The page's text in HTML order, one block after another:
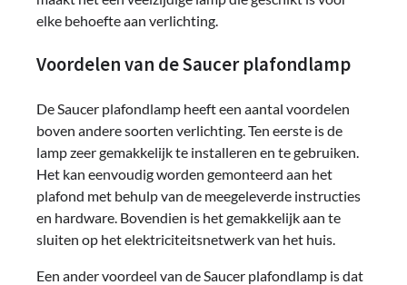
elke behoefte aan verlichting.
Voordelen van de Saucer plafondlamp
De Saucer plafondlamp heeft een aantal voordelen
boven andere soorten verlichting. Ten eerste is de
lamp zeer gemakkelijk te installeren en te gebruiken.
Het kan eenvoudig worden gemonteerd aan het
plafond met behulp van de meegeleverde instructies
en hardware. Bovendien is het gemakkelijk aan te
sluiten op het elektriciteitsnetwerk van het huis.
Een ander voordeel van de Saucer plafondlamp is dat